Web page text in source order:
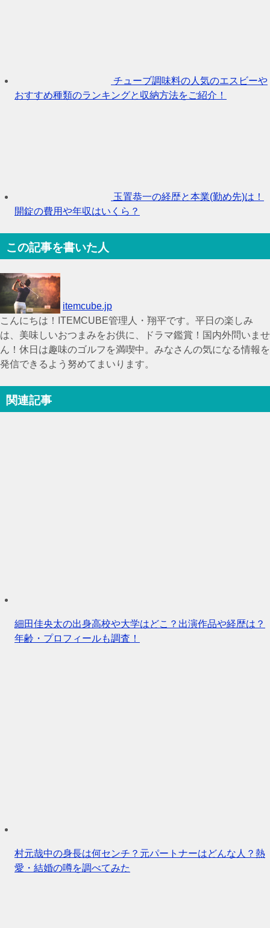
チューブ調味料の人気のエスビーや
おすすめ種類のランキングと収納方法をご紹介！
玉置恭一の経歴と本業(勤め先)は！
開錠の費用や年収はいくら？
この記事を書いた人
itemcube.jp
こんにちは！ITEMCUBE管理人・翔平です。平日の楽しみ
は、美味しいおつまみをお供に、ドラマ鑑賞！国内外問いませ
ん！休日は趣味のゴルフを満喫中。みなさんの気になる情報を
発信できるよう努めてまいります。
関連記事
細田佳央太の出身高校や大学はどこ？出演作品や経歴は？
年齢・プロフィールも調査！
村元哉中の身長は何センチ？元パートナーはどんな人？熱
愛・結婚の噂を調べてみた